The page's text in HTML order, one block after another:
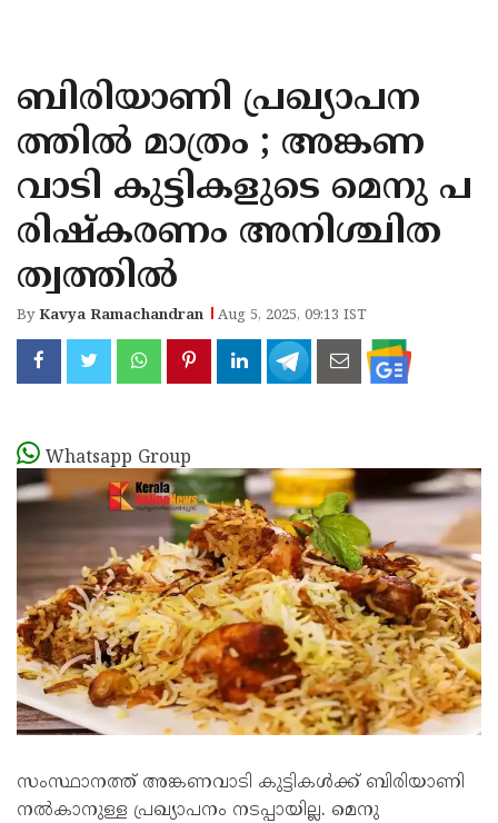
KANNUR
KASARAGOD
ബിരിയാണി പ്രഖ്യാപന
ത്തിൽ മാത്രം ; അങ്കണ
വാടി കുട്ടികളുടെ മെനു പ
രിഷ്കരണം അനിശ്ചിത
ത്വത്തിൽ
ByKavya Ramachandran Aug 5, 2025, 09:13 IST
Whatsapp Group
സംസ്ഥാനത്ത് അങ്കണവാടി കുട്ടികൾക്ക് ബിരിയാണി
നൽകാനുള്ള പ്രഖ്യാപനം നടപ്പായില്ല. മെനു